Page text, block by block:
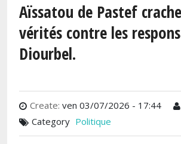
Aïssatou de Pastef
vérités contre les
Diourbel.
Create: ven 03/07/2026 - 17:44
Category Politique